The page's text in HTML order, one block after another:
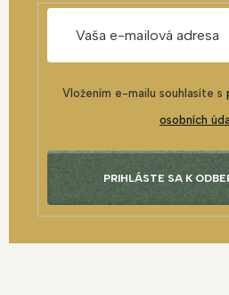
Vložením e-mailu souhlasíte s
osobních
PRIHLÁSTE SA K